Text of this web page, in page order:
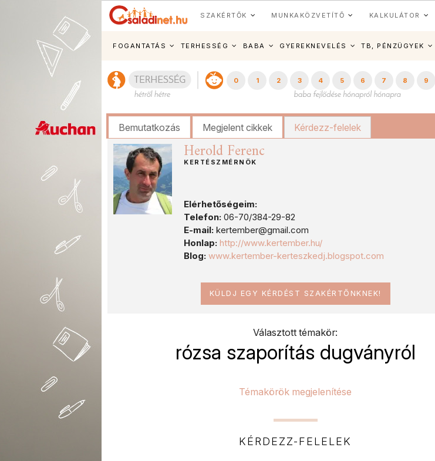
SZAKÉRTŐK MUNKAKÖZVETÍTŐ KALKULÁTOR
FOGANTATÁS TERHESSÉG BABA GYEREKNEVELÉS TB, PÉNZÜGYEK
0 1 2 3 4 5 6 7 8 9
Bemutatkozás Megjelent cikkek Kérdezz-felelek
Herold Ferenc
KERTÉSZMÉRNÖK
Elérhetőségeim:
Telefon: 06-70/384-29-82
E-mail: kertember@gmail.com
Honlap: http://www.kertember.hu/
Blog: www.kertember-kerteszkedj.blogspot.com
KÜLDJ EGY KÉRDÉST SZAKÉRTŐNKNEK!
Választott témakör:
rózsa szaporítás dugványról
Témakörök megjelenítése
KÉRDEZZ-FELELEK